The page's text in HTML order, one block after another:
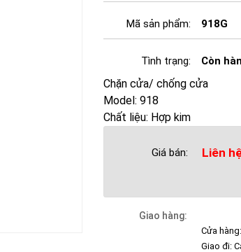
Mã sản phẩm: 918G
Tình trạng: Còn
Chặn cửa/ chống cửa
Model: 918
Chất liệu: Hợp kim
Giá bán: Liên
Giao hàng:
Cửa
Giao đi: